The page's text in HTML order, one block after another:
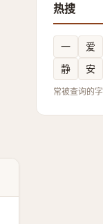
热搜
一 爱
静
安
常被查询的字